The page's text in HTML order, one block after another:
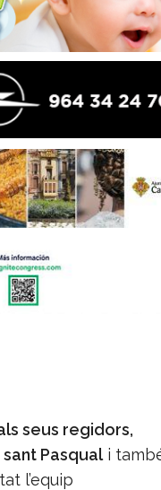
seus regidors,
Pasquali
l’equip